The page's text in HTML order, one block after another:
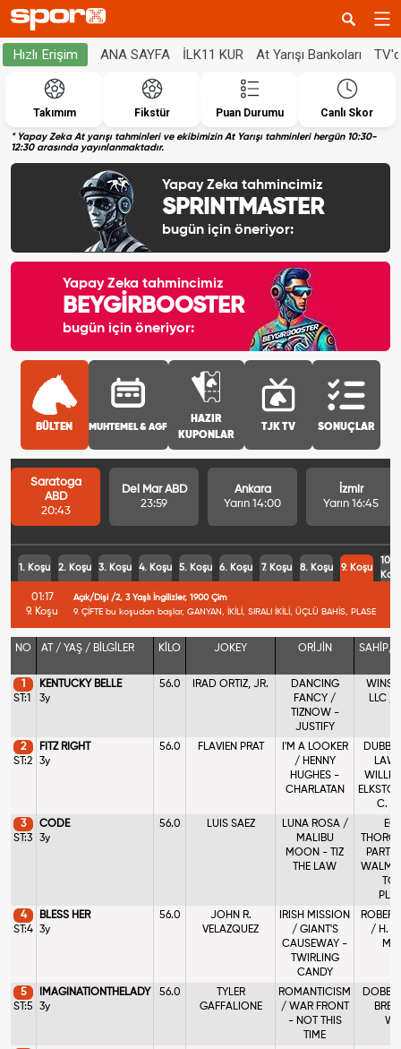
Hızlı Erişim ANA SAYFA İLK11 KUR At Yarışı Bankoları
Takımım Fikstür Puan Durumu Canlı Skor
* Yapay Zeka At yarışı tahminleri ve ekibimizin At Yarışı tahminleri hergün 10:30-
12:30 arasında yayınlanmaktadır.
Yapay Zeka tahmincimiz
SPRINTMASTER
bugün için öneriyor:
Yapay Zeka tahmincimiz
BEYGİRBOOSTER
bugün için öneriyor:
BÜLTEN MUHTEMEL & AGF
HAZIR
KUPONLAR
TJK TV SONUÇLAR
Saratoga
ABD
20:43
Del Mar ABD
23:59
Ankara
Yarın 14:00
İzmir
Yarın 16:45
1. Koşu 2. Koşu 3. Koşu 4. Koşu 5. Koşu 6. Koşu 7. Koşu 8. Koşu 9. Koşu
10.
01:17
9. Koşu
Açık/Dişi /2, 3 Yaşlı İngilizler, 1900 Çim
9. ÇİFTE bu koşudan başlar, GANYAN, İKİLİ, SIRALI İKİLİ, ÜÇLÜ BAHİS, PLASE
NO AT / YAŞ / BİLGİLER KİLO JOKEY ORİJİN SAHİP/
1
ST:1
KENTUCKY BELLE
3y
56.0 IRAD ORTIZ, JR.
DANCING
FANCY /
TIZNOW -
JUSTIFY
LLC /
2
ST:2
FITZ RIGHT
3y
56.0 FLAVIEN PRAT
I'M A LOOKER
/ HENNY
HUGHES -
CHARLATAN
DUBB,
C.
3
ST:3
CODE
3y
56.0 LUIS SAEZ
LUNA ROSA /
MALIBU
MOON - TIZ
THE LAW
4
ST:4
BLESS HER
3y
56.0
JOHN R.
VELAZQUEZ
IRISH MISSION
/ GIANT'S
CAUSEWAY -
TWIRLING
CANDY
/ H.
5
ST:5
IMAGINATIONTHELADY
3y
56.0
TYLER
GAFFALIONE
ROMANTICISM
/ WAR FRONT
- NOT THIS
TIME